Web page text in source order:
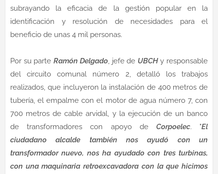
subrayando la eficacia de la gestión popular en la
identificación y resolución de necesidades para el
beneficio de unas 4 mil personas.
Por su parte Ramón Delgado, jefe de UBCHy responsable
del circuito comunal número 2, detalló los trabajos
realizados, que incluyeron la instalación de 400 metros de
tubería, el empalme con el motor de agua número 7, con
700 metros de cable arvidal, y la ejecución de un banco
de transformadores con apoyo de Corpoelec. "El
ciudadano alcalde también nos ayudó con un
transformador nuevo, nos ha ayudado con tres turbinas,
con una maquinaria retroexcavadora con la que hicimos